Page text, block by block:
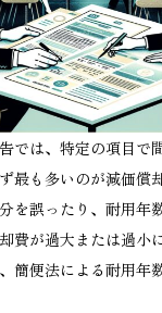
では、特定の項目で
最も多いのが減価償
を誤ったり、耐用年
費が過大または過小
簡便法による耐用年